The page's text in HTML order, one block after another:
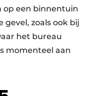
op een binnentuin
gevel, zoals ook bij
het bureau
momenteel aan